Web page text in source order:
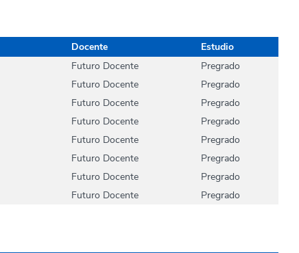
Docente
Estudio
Futuro Docente
Pregrado
Futuro Docente
Pregrado
Futuro Docente
Pregrado
Futuro Docente
Pregrado
Futuro Docente
Pregrado
Futuro Docente
Pregrado
Futuro Docente
Pregrado
Futuro Docente Pregrado